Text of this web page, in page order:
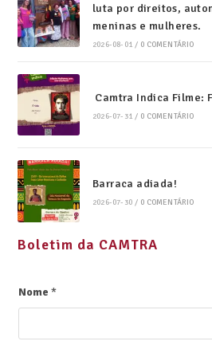
luta por direitos,
meninas e mulheres.
2026-08-01 / 0 COMENTÁRIO
Camtra Indica Filme:
2026-07-31 / 0 COMENTÁRIO
Barraca adiada!
2026-07-30 / 0 COMENTÁRIO
Boletim da CAMTRA
Nome*